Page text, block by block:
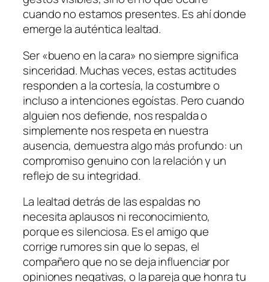
cuando no estamos presentes. Es ahí donde
emerge la auténtica lealtad.
Ser «bueno en la cara» no siempre significa
sinceridad. Muchas veces, estas actitudes
responden a la cortesía, la costumbre o
incluso a intenciones egoístas. Pero cuando
alguien nos defiende, nos respalda o
simplemente nos respeta en nuestra
ausencia, demuestra algo más profundo: un
compromiso genuino con la relación y un
reflejo de su integridad.
La lealtad detrás de las espaldas no
necesita aplausos ni reconocimiento,
porque es silenciosa. Es el amigo que
corrige rumores sin que lo sepas, el
compañero que no se deja influenciar por
opiniones negativas, o la pareja que honra tu